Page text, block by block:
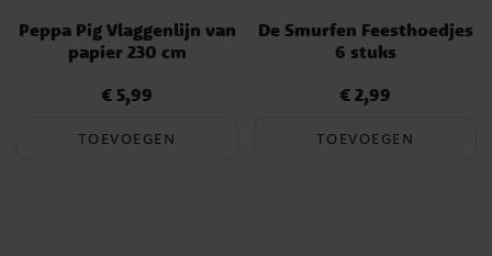
Peppa Pig Vlaggenlijn van
papier 230 cm
Prijs :€ 5,99
€ 5,99
TOEVOEGEN
De Smurfen Feesthoedjes
6 stuks
Prijs :€ 2,99
€ 2,99
TOEVOEGEN